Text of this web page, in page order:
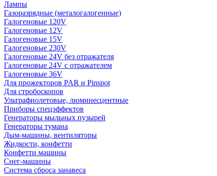
Лампы
Газоразрядные (металогалогенные)
Галогеновые 120V
Галогеновые 12V
Галогеновые 15V
Галогеновые 230V
Галогеновые 24V без отражателя
Галогеновые 24V с отражателем
Галогеновые 36V
Для прожекторов PAR и Pinspot
Для стробоскопов
Ультрафиолетовые, люминесцентные
Приборы спецэффектов
Генераторы мыльных пузырей
Генераторы тумана
Дым-машины, вентиляторы
Жидкости, конфетти
Конфетти машины
Снег-машины
Система сброса занавеса